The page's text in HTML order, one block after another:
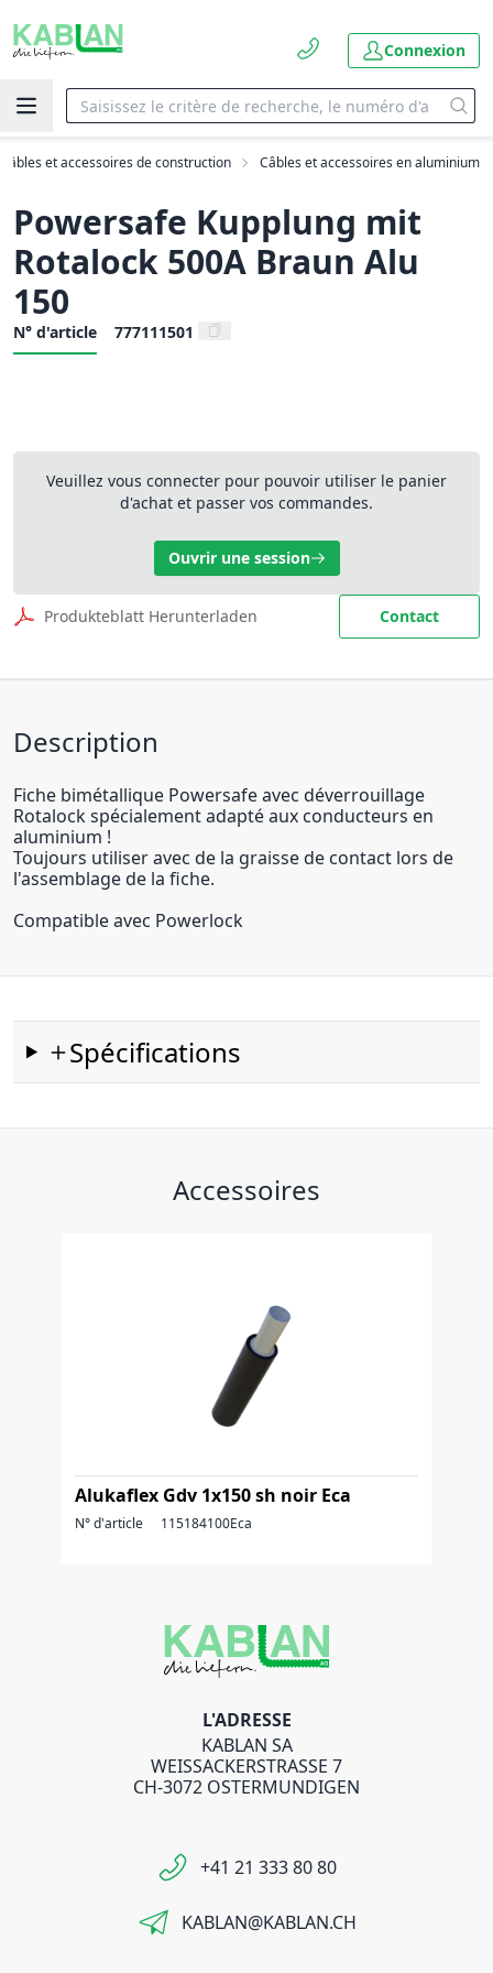
Connexion
Câbles et accessoires de construction Câbles et accessoires en aluminium
Powersafe Kupplung mit
Rotalock 500A Braun Alu
150
N° d'article 777111501
Veuillez vous connecter pour pouvoir utiliser le panier
d'achat et passer vos commandes.
Ouvrir une session
Produkteblatt Herunterladen Contact
Description
Fiche bimétallique Powersafe avec déverrouillage
Rotalock spécialement adapté aux conducteurs en
aluminium !
Toujours utiliser avec de la graisse de contact lors de
l'assemblage de la fiche.
Compatible avec Powerlock
Spécifications
Accessoires
Alukaflex Gdv 1x150 sh noir Eca
N° d'article 115184100Eca
L'ADRESSE
KABLAN SA
WEISSACKERSTRASSE 7
CH-3072 OSTERMUNDIGEN
+41 21 333 80 80
KABLAN@KABLAN.CH